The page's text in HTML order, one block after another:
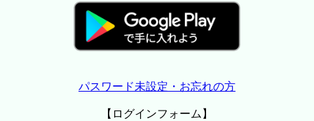
パスワード未設定・お忘れの方
【ログインフォーム】